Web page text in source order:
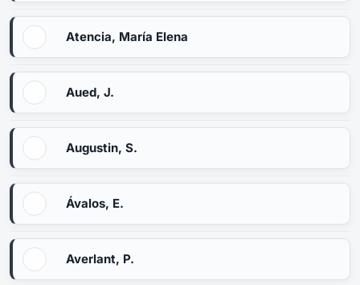
Atencia, María Elena
Aued, J.
Augustin, S.
Ávalos, E.
Averlant, P.